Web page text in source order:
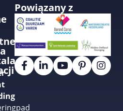
Powiązany z